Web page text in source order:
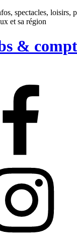
spectacles, loisirs,
et sa région